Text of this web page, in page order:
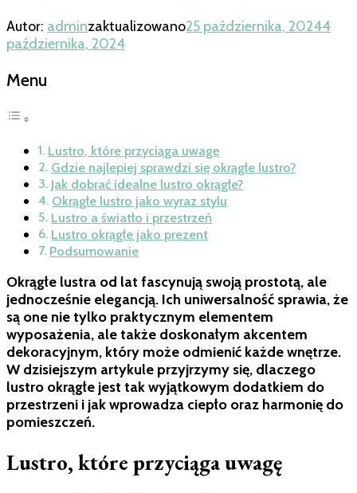
Autor: adminzaktualizowano25 października, 20244
października, 2024
Menu
Lustro, które przyciąga uwagę
Gdzie najlepiej sprawdzi się okrągłe lustro?
Jak dobrać idealne lustro okrągłe?
Okrągłe lustro jako wyraz stylu
Lustro a światło i przestrzeń
Lustro okrągłe jako prezent
Podsumowanie
Okrągłe lustra od lat fascynują swoją prostotą, ale
jednocześnie elegancją. Ich uniwersalność sprawia, że
są one nie tylko praktycznym elementem
wyposażenia, ale także doskonałym akcentem
dekoracyjnym, który może odmienić każde wnętrze.
W dzisiejszym artykule przyjrzymy się, dlaczego
lustro okrągłe jest tak wyjątkowym dodatkiem do
przestrzeni i jak wprowadza ciepło oraz harmonię do
pomieszczeń.
Lustro, które przyciąga uwagę